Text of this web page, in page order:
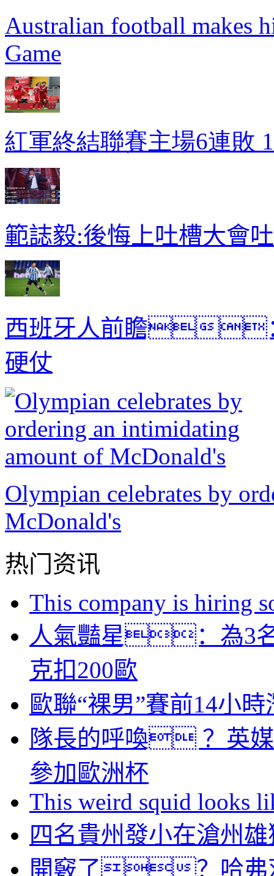
Australian football makes
Game
紅軍終結聯賽主場6連敗
範誌毅:後悔上吐槽大會
西班牙人前瞻：
硬仗
Olympian celebrates by
McDonald's
热门资讯
This company is hiring
人氣豔星：為3
克扣200歐
歐聯“裸男”賽前14小
隊長的呼喚 ？英
參加歐洲杯
This weird squid looks
四名貴州發小在滄州
開竅了？哈弗